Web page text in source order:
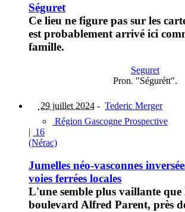
Séguret
Ce lieu ne figure pas sur les
est probablement arrivé ici
famille.
Seguret
Pron. "Ségurétt".
29 juillet 2024 - Tederic Merger
Région Gascogne Prospective
| 16
(Nérac)
Jumelles néo-vasconnes
voies ferrées locales
L'une semble plus vaillante
boulevard Alfred Parent, près